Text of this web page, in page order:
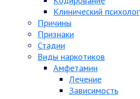
Клинический психолог
Причины
Признаки
Стадии
Виды наркотиков
Амфетамин
Лечение
Зависимость